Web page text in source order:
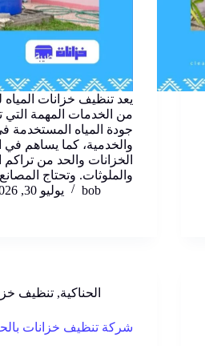
يعد تنظيف خزانات المياه
من الخدمات المهمة
جودة المياه المستخدمة
والخدمية، كما يساهم
الخزانات والحد من
والملوثات. وتحتاج
bob
يوليو 30, 2026
الحناكية,تنظيف
شركة تنظيف خزانات